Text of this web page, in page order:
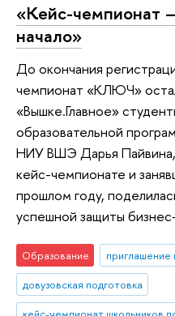
«Кейс-чемпионат
начало»
До окончания
чемпионат «КЛЮЧ»
«Вышке.Главное»
образовательной
НИУ ВШЭ Дарья Пайвина,
кейс-чемпионате и
прошлом году,
успешной защиты
Образование
приглашение
довузовская подготовка